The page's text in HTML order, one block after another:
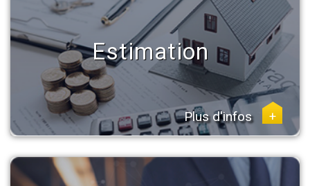
Estimation
Plus d'infos +